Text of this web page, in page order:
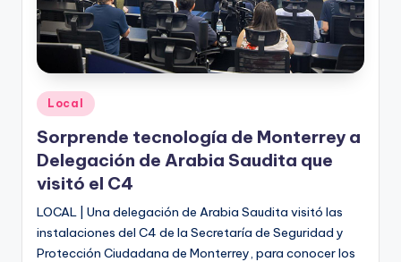
Publicado
en
Local
Sorprende tecnología de Monterrey a
Delegación de Arabia Saudita que
visitó el C4
LOCAL | Una delegación de Arabia Saudita visitó las
instalaciones del C4 de la Secretaría de Seguridad y
Protección Ciudadana de Monterrey, para conocer los